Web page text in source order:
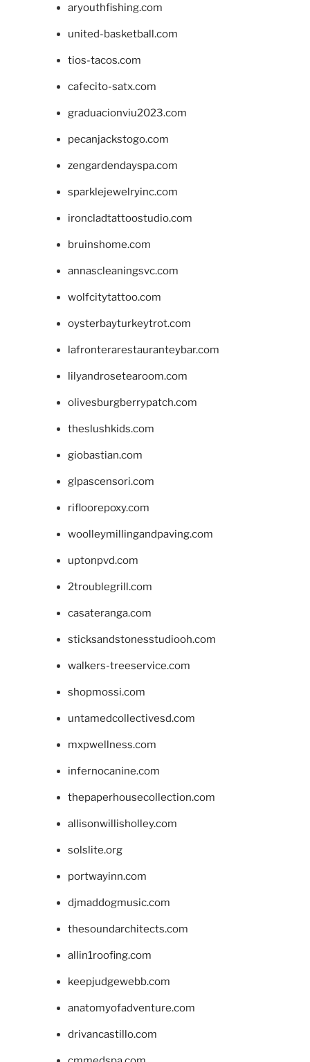
aryouthfishing.com
united-basketball.com
tios-tacos.com
cafecito-satx.com
graduacionviu2023.com
pecanjackstogo.com
zengardendayspa.com
sparklejewelryinc.com
ironcladtattoostudio.com
bruinshome.com
annascleaningsvc.com
wolfcitytattoo.com
oysterbayturkeytrot.com
lafronterarestauranteybar.com
lilyandrosetearoom.com
olivesburgberrypatch.com
theslushkids.com
giobastian.com
glpascensori.com
rifloorepoxy.com
woolleymillingandpaving.com
uptonpvd.com
2troublegrill.com
casateranga.com
sticksandstonesstudiooh.com
walkers-treeservice.com
shopmossi.com
untamedcollectivesd.com
mxpwellness.com
infernocanine.com
thepaperhousecollection.com
allisonwillisholley.com
solslite.org
portwayinn.com
djmaddogmusic.com
thesoundarchitects.com
allin1roofing.com
keepjudgewebb.com
anatomyofadventure.com
drivancastillo.com